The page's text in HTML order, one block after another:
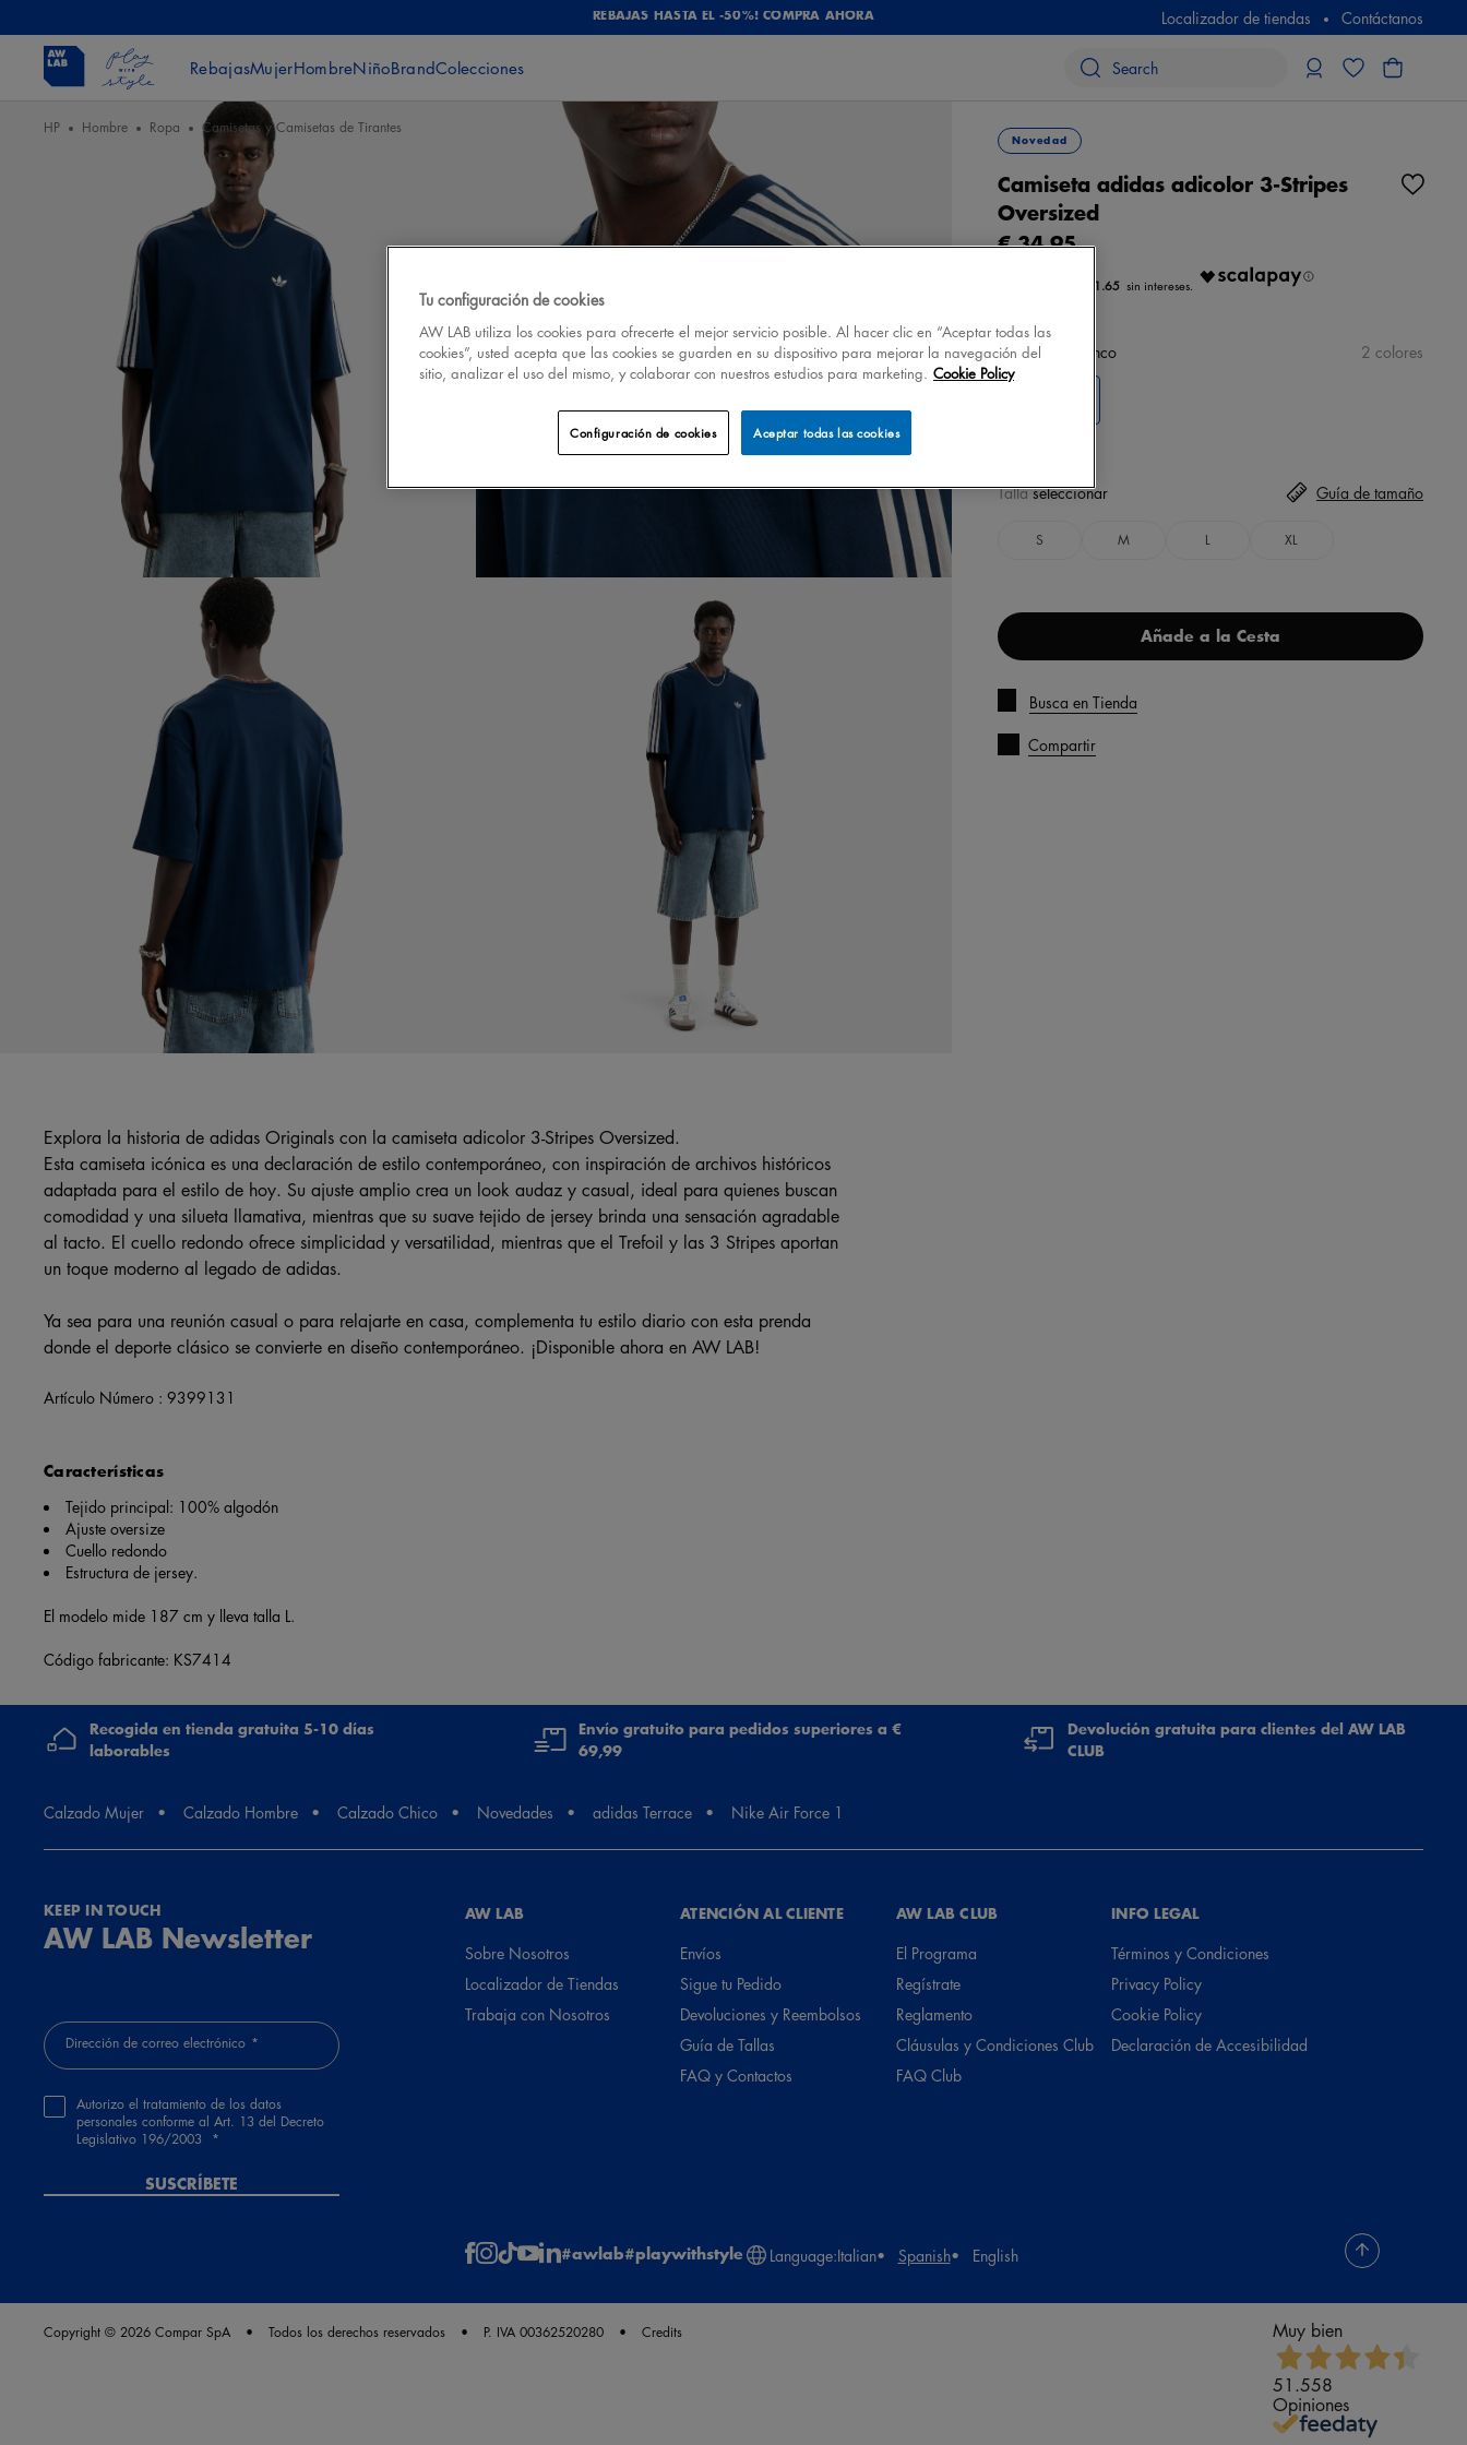
REBAJAS HASTA EL -50%! COMPRA AHORA Localizador de tiendas Contáctanos
RebajasMujerHombreNiñoBrandColecciones
HP Hombre Ropa Camisetas y Camisetas de Tirantes
Explora la historia de adidas Originals con la camiseta adicolor 3-Stripes Oversized.
Esta camiseta icónica es una declaración de estilo contemporáneo, con inspiración de archivos históricos
adaptada para el estilo de hoy. Su ajuste amplio crea un look audaz y casual, ideal para quienes buscan
comodidad y una silueta llamativa, mientras que su suave tejido de jersey brinda una sensación agradable
al tacto. El cuello redondo ofrece simplicidad y versatilidad, mientras que el Trefoil y las 3 Stripes aportan
un toque moderno al legado de adidas.
Ya sea para una reunión casual o para relajarte en casa, complementa tu estilo diario con esta prenda
donde el deporte clásico se convierte en diseño contemporáneo. ¡Disponible ahora en AW LAB!
Artículo Número : 9399131
Características
Tejido principal: 100% algodón
Ajuste oversize
Cuello redondo
Estructura de jersey.
El modelo mide 187 cm y lleva talla L.
Código fabricante: KS7414
Novedad
Camiseta adidas adicolor 3-Stripes
Oversized
€ 34,95
€ 11.65
colorazul/blanco 2 colores
Talla seleccionar
S M L XL
Guía de tamaño
Añade a la Cesta
Busca en Tienda
Compartir
Recogida en tienda gratuita 5-10 días
laborables
Envío gratuito para pedidos superiores a €
69,99
Devolución gratuita para clientes del AW LAB
CLUB
Calzado Mujer Calzado Hombre Calzado Chico Novedades adidas Terrace Nike Air Force 1
KEEP IN TOUCH
AW LAB Newsletter
Dirección de correo electrónico
Autorizo el tratamiento de los datos
personales conforme al Art. 13 del Decreto
Legislativo 196/2003
SUSCRÍBETE
AW LAB
Sobre Nosotros
Localizador de Tiendas
Trabaja con Nosotros
ATENCIÓN AL CLIENTE
Envíos
Sigue tu Pedido
Devoluciones y Reembolsos
Guía de Tallas
FAQ y Contactos
AW LAB CLUB
El Programa
Regístrate
Reglamento
Cláusulas y Condiciones Club
FAQ Club
INFO LEGAL
Términos y Condiciones
Privacy Policy
Cookie Policy
Declaración de Accesibilidad
#awlab#playwithstyle Language:Italian Spanish English
Copyright © 2026 Compar SpA Todos los derechos reservados P. IVA 00362520280 Credits Muy bien
51.558
Opiniones
Tu configuración de cookies
AW LAB utiliza los cookies para ofrecerte el mejor servicio posible. Al hacer clic en “Aceptar todas las
cookies”, usted acepta que las cookies se guarden en su dispositivo para mejorar la navegación del
sitio, analizar el uso del mismo, y colaborar con nuestros estudios para marketing. Cookie Policy
Aceptar todas las cookies
Configuración de cookies